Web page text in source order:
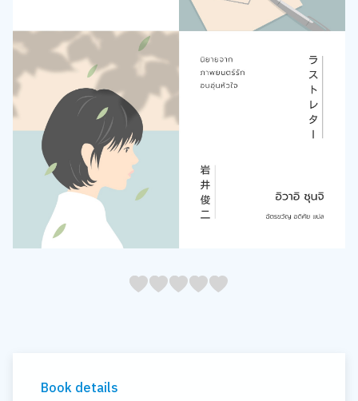
45
4
35
3
25
2
15
1
05
Book details